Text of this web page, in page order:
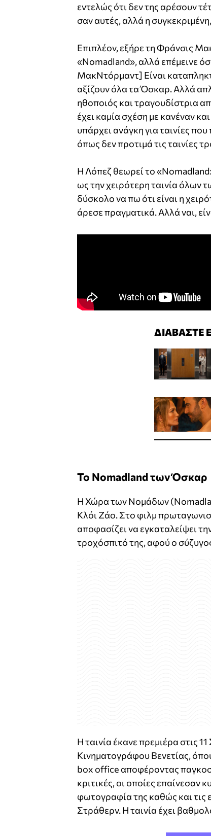
εντελώς ότι δεν της αρέσουν
σαν αυτές, αλλά η
Επιπλέον, εξήρε τη Φράνσις
«Nomadland», αλλά επέμεινε
ΜακΝτόρμαντ] Είναι
αξίζουν όλα τα Όσκαρ. Αλλά
ηθοποιός και τραγουδίστρια
έχει καμία σχέση με κανέναν
υπάρχει ανάγκη για ταινίες
όπως δεν προτιμά τις ταινίες
Η Λόπεζ θεωρεί το
ως την χειρότερη ταινία όλων
δύσκολο να πω ότι είναι η
άρεσε πραγματικά. Αλλά ναι,
ΔΙΑΒΑΣΤΕ
Το Nomadland των Όσκαρ
Η Χώρα των Νομάδων
Κλόι Ζάο. Στο φιλμ
αποφασίζει να εγκαταλείψει
τροχόσπιτό της, αφού ο
Η ταινία έκανε πρεμιέρα στις
Κινηματογράφου Βενετίας,
box office αποφέροντας
κριτικές, οι οποίες επαίνεσαν
φωτογραφία της καθώς και τις
Στράθερν. Η ταινία έχει